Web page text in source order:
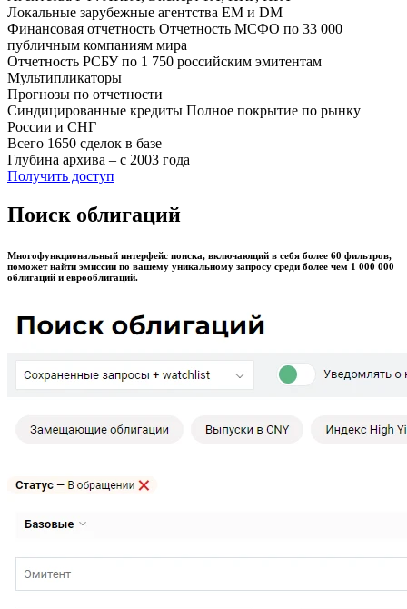
Визуализация данных
68 рейтинговых агентств Мировые агентства: Moody’s,
Standard & Poor's, Fitch Ratings
Агентства РФ: АКРА, Эксперт РА, НКР, НРА
Локальные зарубежные агентства EM и DM
Финансовая отчетность Отчетность МСФО по 33 000
публичным компаниям мира
Отчетность РСБУ по 1 750 российским эмитентам
Мультипликаторы
Прогнозы по отчетности
Синдицированные кредиты
России и СНГ
Всего 1650 сделок в базе
Глубина архива – с 2003 года
Поиск облигаций
Многофункциональный интерфейс поиска, включающий в себя более 60 фильтров,
поможет найти эмиссии по вашему уникальному запросу среди более чем 1 000 000